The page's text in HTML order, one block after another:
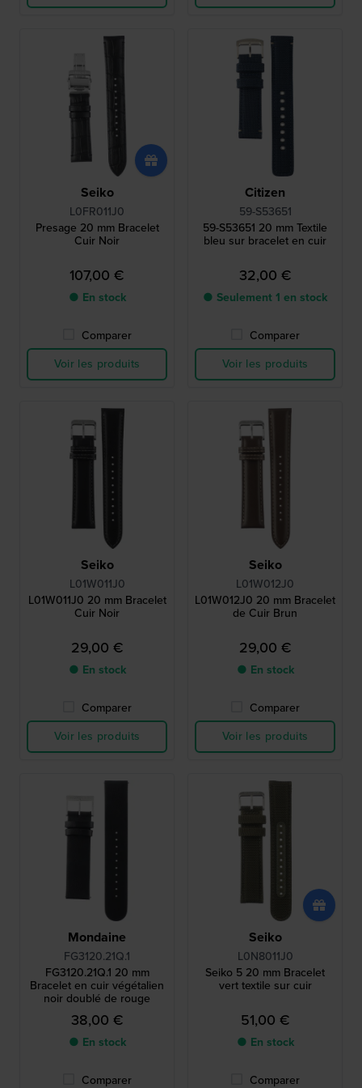
Seiko
L0FR011J0
Presage 20 mm Bracelet
Cuir Noir
107,00 €
● En stock
Comparer
Voir les produits
Citizen
59-S53651
59-S53651 20 mm Textile
bleu sur bracelet en cuir
32,00 €
● Seulement 1 en stock
Comparer
Voir les produits
Seiko
L01W011J0
L01W011J0 20 mm Bracelet
Cuir Noir
29,00 €
● En stock
Comparer
Voir les produits
Seiko
L01W012J0
L01W012J0 20 mm Bracelet
de Cuir Brun
29,00 €
● En stock
Comparer
Voir les produits
Mondaine
FG3120.21Q.1
FG3120.21Q.1 20 mm
Bracelet en cuir végétalien
noir doublé de rouge
38,00 €
● En stock
Comparer
Seiko
L0N8011J0
Seiko 5 20 mm Bracelet
vert textile sur cuir
51,00 €
● En stock
Comparer